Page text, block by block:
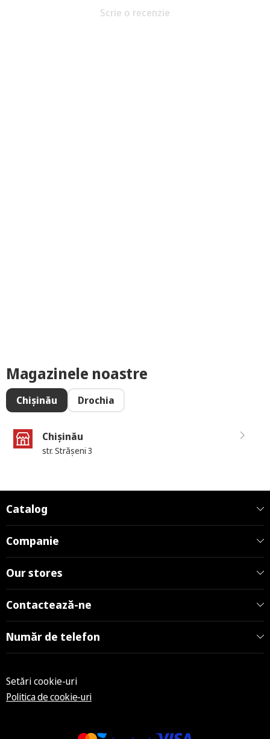
Scrie o recenzie
Magazinele noastre
Chișinău Drochia
Chișinău
str. Strășeni 3
Catalog
Companie
Our stores
Contactează-ne
Număr de telefon
Setări cookie-uri
Politica de cookie-uri